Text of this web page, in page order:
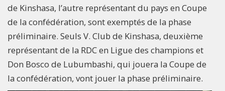
de Kinshasa, l’autre représentant du pays en Coupe
de la confédération, sont exemptés de la phase
préliminaire. Seuls V. Club de Kinshasa, deuxième
représentant de la RDC en Ligue des champions et
Don Bosco de Lubumbashi, qui jouera la Coupe de
la confédération, vont jouer la phase préliminaire.